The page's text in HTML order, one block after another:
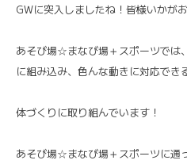
GWに突入しましたね！皆様いかが
あそび場☆まなび場＋スポーツでは
に組み込み、色んな動きに対応でき
体づくりに取り組んでいます！
あそび場☆まなび場＋スポーツに通